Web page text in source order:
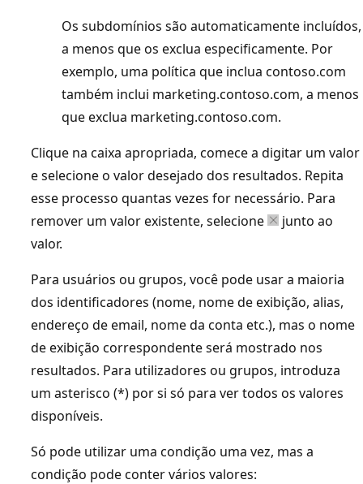
Os subdomínios são automaticamente incluídos,
a menos que os exclua especificamente. Por
exemplo, uma política que inclua contoso.com
também inclui marketing.contoso.com, a menos
que exclua marketing.contoso.com.
Clique na caixa apropriada, comece a digitar um valor
e selecione o valor desejado dos resultados. Repita
esse processo quantas vezes for necessário. Para
remover um valor existente, selecione
junto ao
valor.
Para usuários ou grupos, você pode usar a maioria
dos identificadores (nome, nome de exibição, alias,
endereço de email, nome da conta etc.), mas o nome
de exibição correspondente será mostrado nos
resultados. Para utilizadores ou grupos, introduza
um asterisco (*) por si só para ver todos os valores
disponíveis.
Só pode utilizar uma condição uma vez, mas a
condição pode conter vários valores: